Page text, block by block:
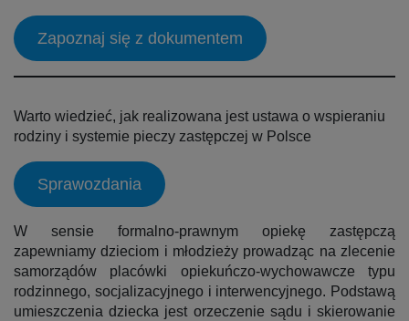
Zapoznaj się z dokumentem
Warto wiedzieć, jak realizowana jest ustawa o wspieraniu
rodziny i systemie pieczy zastępczej w Polsce
Sprawozdania
W sensie formalno-prawnym opiekę zastępczą
zapewniamy dzieciom i młodzieży prowadząc na zlecenie
samorządów placówki opiekuńczo-wychowawcze typu
rodzinnego, socjalizacyjnego i interwencyjnego. Podstawą
umieszczenia dziecka jest orzeczenie sądu i skierowanie